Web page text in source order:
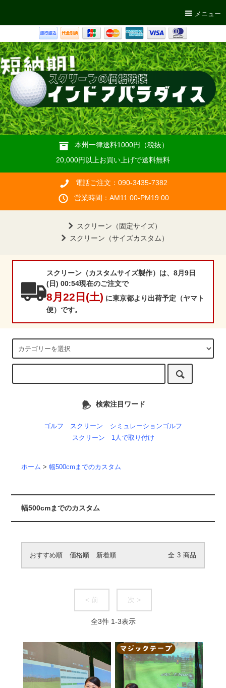
メニュー
本州一律送料1000円（税抜）
20,000円以上お買い上げで送料無料
電話ご注文：090-3435-7382
営業時間：AM11:00-PM19:00
スクリーン（固定サイズ）
スクリーン（サイズカスタム）
スクリーン（カスタムサイズ製作）は、8月9日
(日) 00:54現在のご注文で
8月22日(土) に東京都より出荷予定（ヤマト
便）です。
検索注目ワード
ゴルフ スクリーン
シミュレーションゴルフ
スクリーン 1人で取り付け
ホーム >幅500cmまでのカスタム
幅500cmまでのカスタム
おすすめ順 価格順 新着順 全 3 商品
< 前 次 >
全3件 1-3表示